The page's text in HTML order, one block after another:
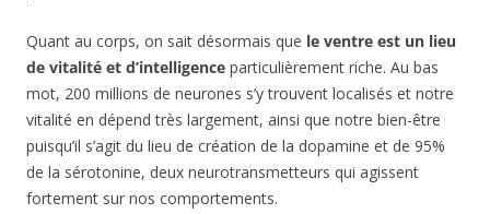
Quant au corps, on sait désormais que le ventre est un lieu
de vitalité et d’intelligence particulièrement riche. Au bas
mot, 200 millions de neurones s’y trouvent localisés et notre
vitalité en dépend très largement, ainsi que notre bien-être
puisqu’il s’agit du lieu de création de la dopamine et de 95%
de la sérotonine, deux neurotransmetteurs qui agissent
fortement sur nos comportements.